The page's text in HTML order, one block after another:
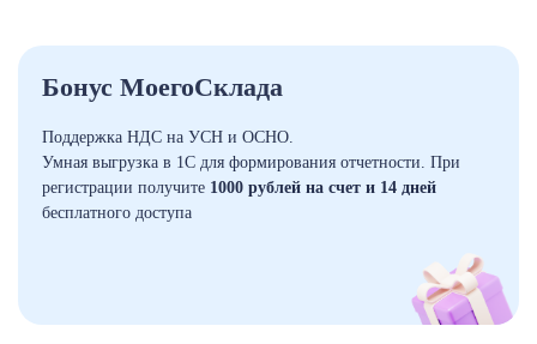
Бонус МоегоСклада
Поддержка НДС на УСН и ОСНО.
Умная выгрузка в 1С для формирования отчетности. При
регистрации получите 1000 рублей на счет и 14 дней
бесплатного доступа